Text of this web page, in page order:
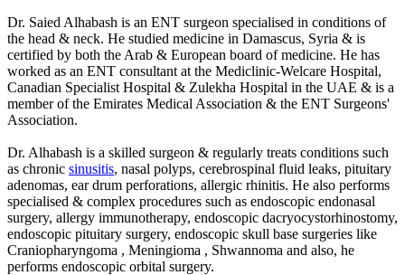
Dr. Saied Alhabash is an ENT surgeon specialised in conditions of
the head & neck. He studied medicine in Damascus, Syria & is
certified by both the Arab & European board of medicine. He has
worked as an ENT consultant at the Mediclinic-Welcare Hospital,
Canadian Specialist Hospital & Zulekha Hospital in the UAE & is a
member of the Emirates Medical Association & the ENT Surgeons'
Association.
Dr. Alhabash is a skilled surgeon & regularly treats conditions such
as chronic sinusitis, nasal polyps, cerebrospinal fluid leaks, pituitary
adenomas, ear drum perforations, allergic rhinitis. He also performs
specialised & complex procedures such as endoscopic endonasal
surgery, allergy immunotherapy, endoscopic dacryocystorhinostomy,
endoscopic pituitary surgery, endoscopic skull base surgeries like
Craniopharyngoma , Meningioma , Shwannoma and also, he
performs endoscopic orbital surgery.